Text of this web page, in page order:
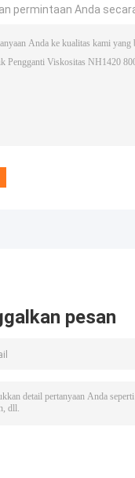
permintaan Anda
pesan